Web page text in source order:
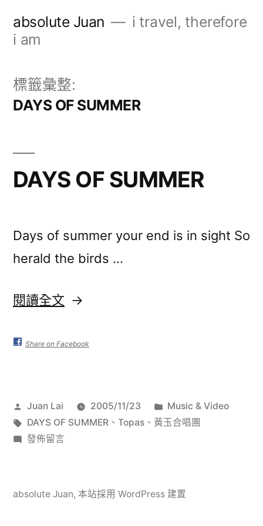
absolute Juan
i travel, therefore
i am
標籤彙整:
DAYS OF SUMMER
DAYS OF SUMMER
Days of summer your end is in sight So
herald the birds …
閱讀全文 〈DAYS
SUMMER〉
Share on Facebook
作
者:
Juan Lai 2005/11/23
分
類:
Music & Video
標
籤:
DAYS OF SUMMER、 Topas、 黃玉合唱團
在
SUMMER〉
發佈留言
absolute Juan, 本站採用 WordPress 建置